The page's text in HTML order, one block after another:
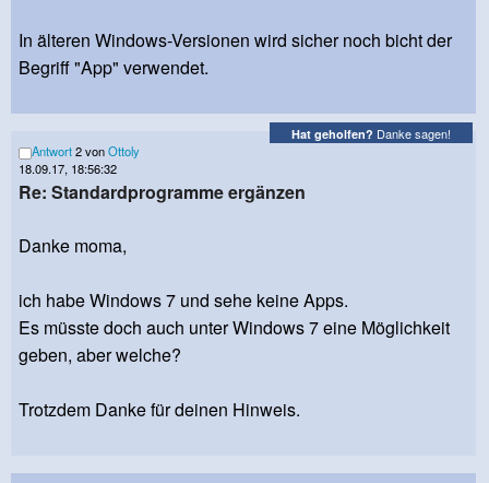
In älteren Windows-Versionen wird sicher noch bicht der
Begriff "App" verwendet.
Hat geholfen? Danke sagen!
Antwort2 vonOttoly
18.09.17, 18:56:32
Re: Standardprogramme ergänzen
Danke moma,
ich habe Windows 7 und sehe keine Apps.
Es müsste doch auch unter Windows 7 eine Möglichkeit
geben, aber welche?
Trotzdem Danke für deinen Hinweis.